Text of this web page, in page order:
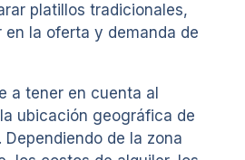
platillos tradicionales,
en la oferta y demanda de
a tener en cuenta al
ubicación geográfica de
Dependiendo de la zona